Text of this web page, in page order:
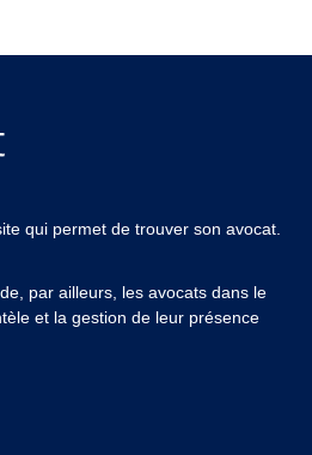
qui permet de trouver son avocat.
par ailleurs, les avocats dans le
et la gestion de leur présence